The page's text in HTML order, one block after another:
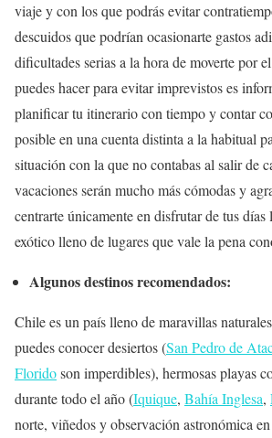
viaje y con los que podrás evitar
descuidos que podrían ocasionarte gastos
dificultades serias a la hora de moverte por
puedes hacer para evitar imprevistos es
planificar tu itinerario con tiempo y contar
posible en una cuenta distinta a la habitual
situación con la que no contabas al salir de
vacaciones serán mucho más cómodas y
centrarte únicamente en disfrutar de tus
exótico lleno de lugares que vale la pena
Algunos destinos recomendados:
Chile es un país lleno de maravillas
puedes conocer desiertos (San Pedro de
Floridoson imperdibles), hermosas playas
durante todo el año (Iquique, Bahía Inglesa,
norte, viñedos y observación astronómica